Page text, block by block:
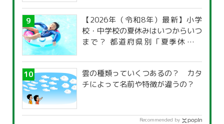
【2026年（令和8年）最新】小学
校・中学校の夏休みはいつからいつ
まで？ 都道府県別「夏季休暇一
雲の種類っていくつあるの？ カタ
チによって名前や特徴が違うの？
Recommended by